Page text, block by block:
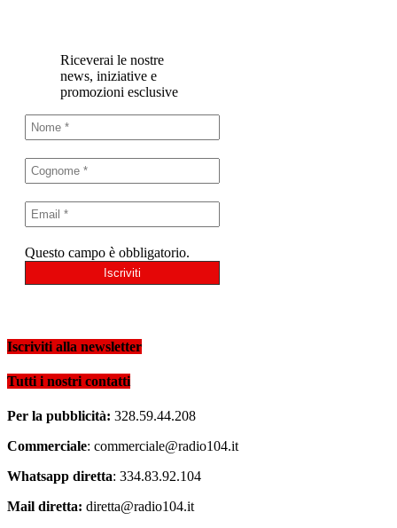
Riceverai le nostre
news, iniziative e
promozioni esclusive
Questo campo è obbligatorio.
Iscriviti alla newsletter
Tutti i nostri contatti
Per la pubblicità: 328.59.44.208
Commerciale: commerciale@radio104.it
Whatsapp diretta: 334.83.92.104
Mail diretta: diretta@radio104.it